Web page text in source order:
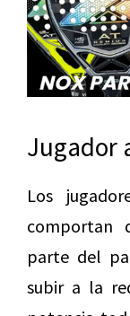
Jugador
Los
comportan
parte del
subir a la